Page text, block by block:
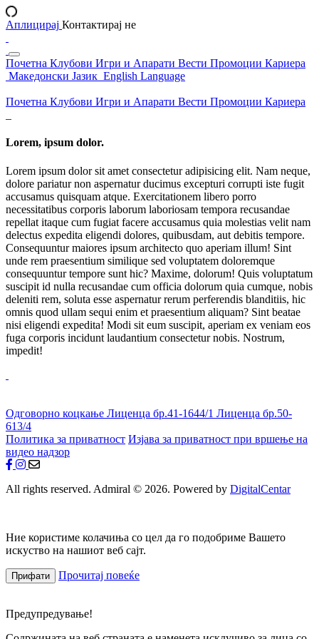
Аплицирај Контактирај не
Почетна Клубови Игри и Апарати Вести Промоции Кариера
Македонски Јазик English Language
Почетна Клубови Игри и Апарати Вести Промоции Кариера
Lorem, ipsum dolor.
Lorem ipsum dolor sit amet consectetur adipisicing elit. Nam neque,
dolore pariatur non aspernatur ducimus excepturi corrupti iste fugit
accusamus quisquam atque. Exercitationem libero porro
necessitatibus corporis laborum laboriosam tempora recusandae
repellat itaque cum fugiat facere accusamus quia molestias velit nam
delectus expedita eligendi dolores, quibusdam, aut debitis tempore.
Consequuntur maiores ipsum architecto quo aperiam illum! Sint
unde rem praesentium similique sed voluptatem doloremque
consequuntur tempore sunt hic? Maxime, dolorum! Quis voluptatum
suscipit id nulla recusandae cum officia dolorum quia cumque, nobis
deleniti rem, soluta esse aspernatur rerum perferendis blanditiis, hic
omnis quod ullam sequi enim et praesentium aliquam? Sint beatae
nisi eligendi expedita! Modi sit eum suscipit, aperiam ex veniam eos
fuga corporis incidunt laudantium consectetur nobis. Nostrum,
impedit!
Одговорно коцкање Лиценца бр.41-1644/1 Лиценца бр.50-
613/4
Политика за приватност Изјава за приватност при вршење на
видео надзор
All rights reserved. Admiral © 2026. Powered by DigitalCentar
Ние користиме колачиња со цел да го подобриме Вашето
искуство на нашиот веб сајт.
Прифати Прочитај повеќе
Предупредување!